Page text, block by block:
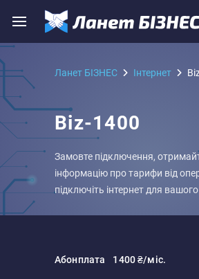
Ланет БІЗНЕС Iнтернет
Biz-1400
Замовте підключення,
інформацію про тарифи від
підключіть інтернет для вашого
Абонплата 1400 ₴/міс.